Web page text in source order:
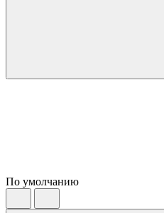
По умолчанию